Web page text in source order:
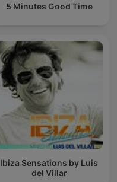
5 Minutes Good Time
Ibiza Sensations by Luis
del Villar